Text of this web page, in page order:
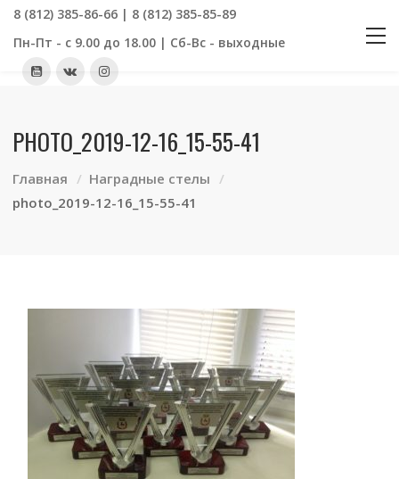
8 (812) 385-86-66 | 8 (812) 385-85-89
Пн-Пт - с 9.00 до 18.00 | Сб-Вс - выходные
PHOTO_2019-12-16_15-55-41
Главная
Наградные стелы
photo_2019-12-16_15-55-41